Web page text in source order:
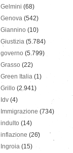
Gelmini (68)
Genova (542)
Giannino (10)
Giustizia (5.784)
governo (5.799)
Grasso (22)
Green Italia (1)
Grillo (2.941)
Idv (4)
Immigrazione (734)
indulto (14)
inflazione (26)
Ingroia (15)